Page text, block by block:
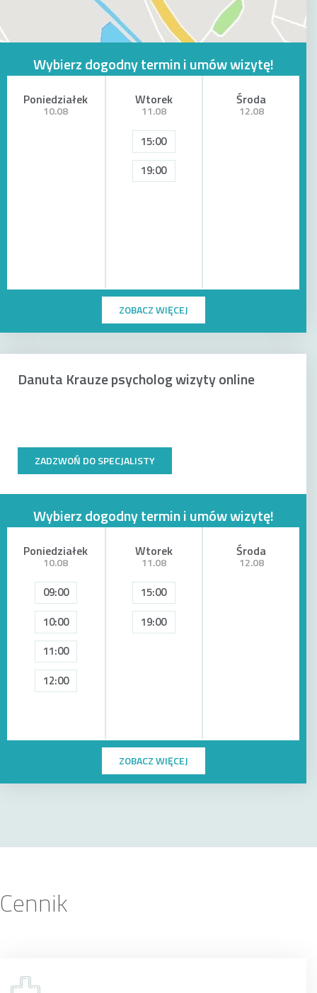
Wybierz dogodny termin i umów wizytę!
Poniedziałek
10.08
Wtorek
11.08
15:00
19:00
Środa
12.08
ZOBACZ WIĘCEJ
Danuta Krauze psycholog wizyty online
ZADZWOŃ DO SPECJALISTY
Wybierz dogodny termin i umów wizytę!
Poniedziałek
10.08
09:00
10:00
11:00
12:00
Wtorek
11.08
15:00
19:00
Środa
12.08
ZOBACZ WIĘCEJ
Cennik